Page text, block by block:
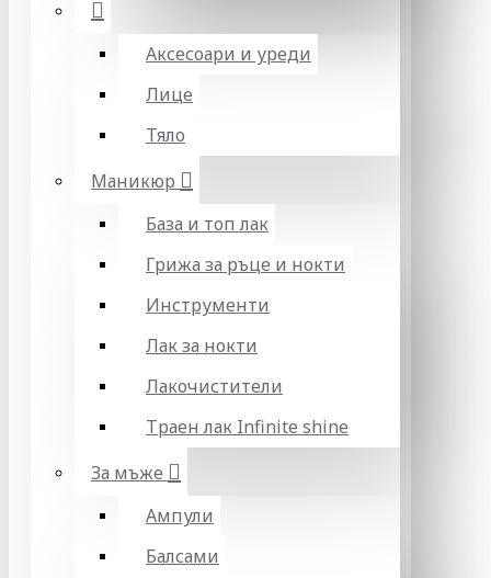
Аксесоари и уреди
Лице
Тяло
Маникюр
База и топ лак
Грижа за ръце и нокти
Инструменти
Лак за нокти
Лакочистители
Траен лак Infinite shine
За мъже
Ампули
Балсами